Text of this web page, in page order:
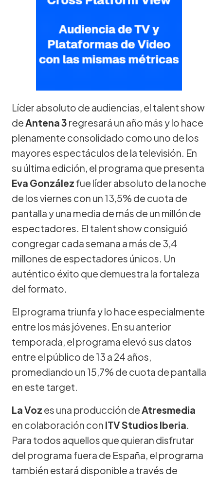
Líder absoluto de audiencias, el talent show
de Antena 3 regresará un año más y lo hace
plenamente consolidado como uno de los
mayores espectáculos de la televisión. En
su última edición, el programa que presenta
Eva González fue líder absoluto de la noche
de los viernes con un 13,5% de cuota de
pantalla y una media de más de un millón de
espectadores. El talent show consiguió
congregar cada semana a más de 3,4
millones de espectadores únicos. Un
auténtico éxito que demuestra la fortaleza
del formato.
El programa triunfa y lo hace especialmente
entre los más jóvenes. En su anterior
temporada, el programa elevó sus datos
entre el público de 13 a 24 años,
promediando un 15,7% de cuota de pantalla
en este target.
La Voz es una producción de Atresmedia
en colaboración con ITV Studios Iberia.
Para todos aquellos que quieran disfrutar
del programa fuera de España, el programa
también estará disponible a través de